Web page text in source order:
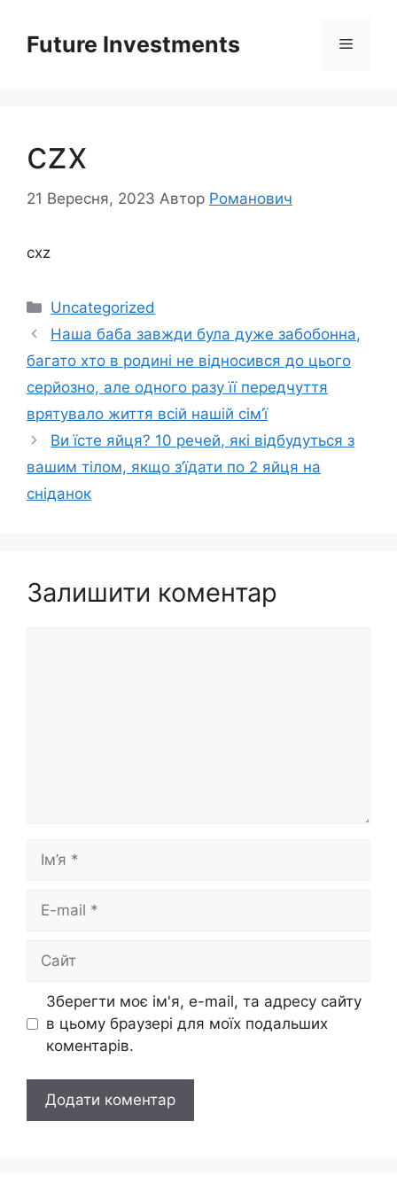
вмістуFuture Investments Меню
czx
21 Вересня, 2023 Автор Романович
cxz
Категорії
Uncategorized
Наша баба завжди була дуже забобонна,
багато хто в родині не відносився до цього
серйозно, але одного разу її передчуття
врятувало життя всій нашій сім’ї
Ви їсте яйця? 10 речей, які відбудуться з
вашим тілом, якщо з’їдати по 2 яйця на
сніданок
Залишити коментар
mail
Зберегти моє ім'я, e-mail, та адресу сайту
в цьому браузері для моїх подальших
коментарів.